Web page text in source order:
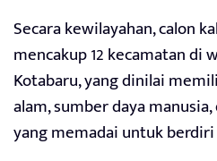
Secara kewilayahan, calon
mencakup 12 kecamatan di
Kotabaru, yang dinilai
alam, sumber daya
yang memadai untuk